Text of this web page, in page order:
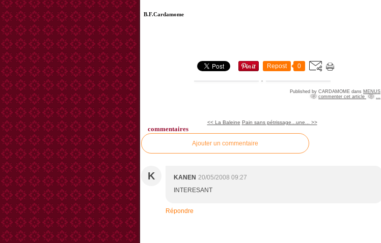
B.F.Cardamome
Repost 0
Published by CARDAMOME dans MENUS
commenter cet article
…
<< La Baleine Pain sans pétrissage...une... >>
commentaires
Ajouter un commentaire
K KANEN 20/05/2008 09:27
INTERESANT
Répondre